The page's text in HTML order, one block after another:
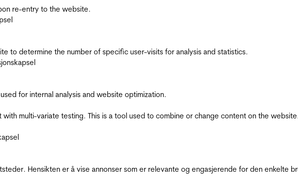
re-entry to the website.
to determine the number of specific user-visits for analysis and statistics.
for internal analysis and website optimization.
multi-variate testing. This is a tool used to combine or change content on the
Hensikten er å vise annonser som er relevante og engasjerende for den enkelte